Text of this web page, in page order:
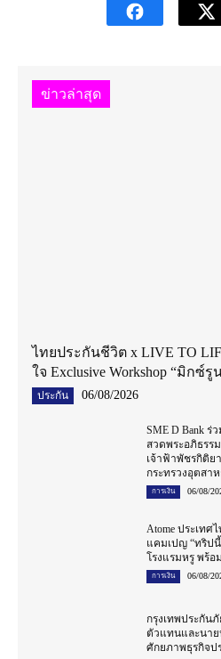
ข่าวล่าสุด
ไทยประกันชีวิต x LIVE TO
ใจ Exclusive Workshop “มิก
ประกัน 06/08/2026
SME D Bank ร่
สวดพระอภิธรร
เจ้าฟ้าพัชรกิติย
กระทรวงอุตสา
การเงิน 06/08/
Atome ประเทศ
แคมเปญ “ทริป
โรงแรมหรู พร้อ
การเงิน 06/08/
กรุงเทพประกัน
ตัวแทนและนาย
ศักยภาพธุรกิจป